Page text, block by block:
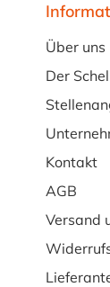
Über uns
Der
Kontakt
AGB
Versand